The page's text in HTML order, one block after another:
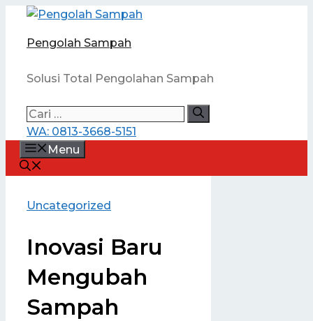
Langsung
Pengolah Sampah
Solusi Total Pengolahan Sampah
Cari
untuk:
WA: 0813-3668-5151
Menu
Uncategorized
Inovasi Baru
Mengubah
Sampah